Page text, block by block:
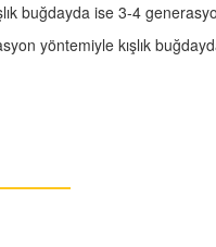
buğdayda ise 3-4
yöntemiyle kışlık